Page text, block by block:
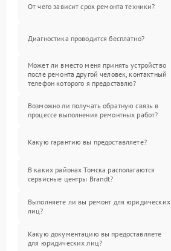
От чего зависит срок ремонта техники?
Диагностика проводится бесплатно?
Может ли вместо меня принять устройство
после ремонта другой человек, контактный
телефон которого я предоставлю?
Возможно ли получать обратную связь в
процессе выполнения ремонтных работ?
Какую гарантию вы предоставляете?
В каких районах Томска располагаются
сервисные центры Brandt?
Выполняете ли вы ремонт для юридических
лиц?
Какую документацию вы предоставляете
для юридических лиц?